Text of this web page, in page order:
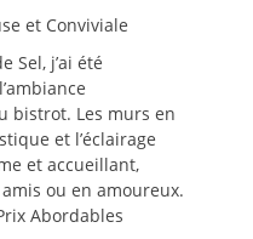
et Conviviale
Sel, j’ai été
bistrot. Les murs en
et l’éclairage
et accueillant,
ou en amoureux.
Abordables